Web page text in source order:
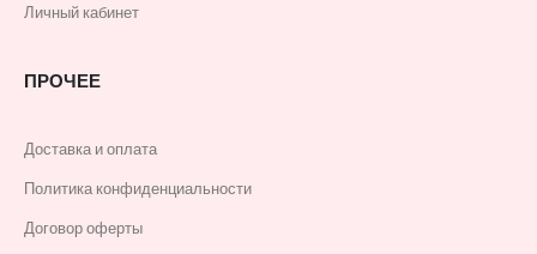
Личный кабинет
ПРОЧЕЕ
Доставка и оплата
Политика конфиденциальности
Договор оферты